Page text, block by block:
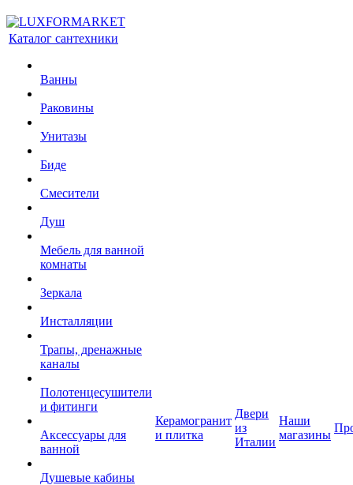
Каталог сантехники
Ванны
Раковины
Унитазы
Биде
Смесители
Душ
Мебель для ванной
комнаты
Зеркала
Инсталляции
Трапы, дренажные
каналы
Полотенцесушители
и фитинги
Аксессуары для
ванной
Душевые кабины
Керамогранит
и плитка
Двери
из
Италии
Наши
магазины